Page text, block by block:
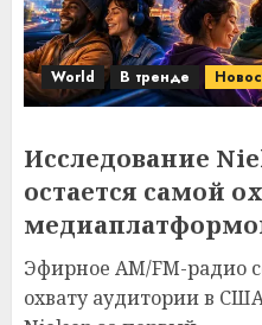
World В тренде
Исследование
остается самой
Эфирное AM/FM-радио
охвату аудитории в